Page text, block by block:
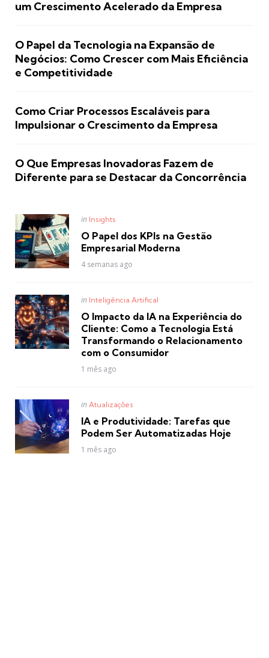
um Crescimento Acelerado da Empresa
O Papel da Tecnologia na Expansão de
Negócios: Como Crescer com Mais Eficiência
e Competitividade
Como Criar Processos Escaláveis para
Impulsionar o Crescimento da Empresa
O Que Empresas Inovadoras Fazem de
Diferente para se Destacar da Concorrência
Posted
in Insights
O Papel dos KPIs na Gestão
Empresarial Moderna
4 semanas ago
Posted
in Inteligência Artifical
O Impacto da IA na Experiência do
Cliente: Como a Tecnologia Está
Transformando o Relacionamento
com o Consumidor
1 mês ago
Posted
in Atualizações
IA e Produtividade: Tarefas que
Podem Ser Automatizadas Hoje
1 mês ago